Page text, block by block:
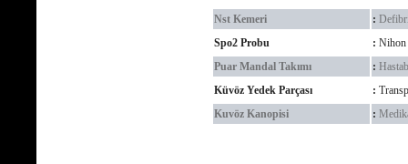
Nst Kemeri
:
Spo2 Probu
: Nihon
Puar Mandal Takımı
:
Küvöz Yedek Parçası
:
Kuvöz Kanopisi
: